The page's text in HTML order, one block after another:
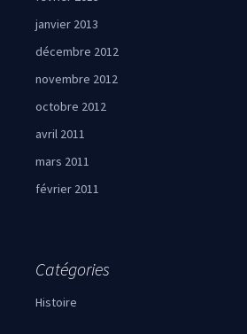
janvier 2013
décembre 2012
novembre 2012
octobre 2012
avril 2011
mars 2011
février 2011
Catégories
Histoire